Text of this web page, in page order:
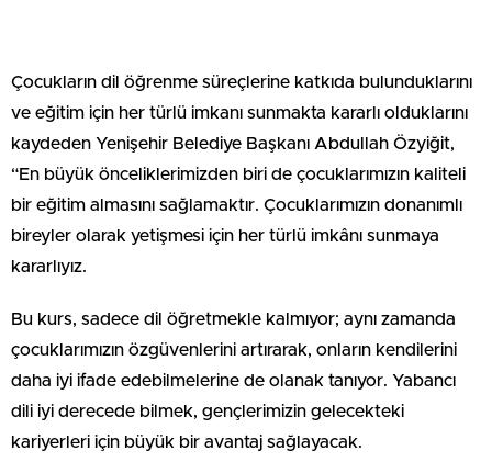
Çocukların dil öğrenme süreçlerine katkıda bulunduklarını
ve eğitim için her türlü imkanı sunmakta kararlı olduklarını
kaydeden Yenişehir Belediye Başkanı Abdullah Özyiğit,
“En büyük önceliklerimizden biri de çocuklarımızın kaliteli
bir eğitim almasını sağlamaktır. Çocuklarımızın donanımlı
bireyler olarak yetişmesi için her türlü imkânı sunmaya
kararlıyız.
Bu kurs, sadece dil öğretmekle kalmıyor; aynı zamanda
çocuklarımızın özgüvenlerini artırarak, onların kendilerini
daha iyi ifade edebilmelerine de olanak tanıyor. Yabancı
dili iyi derecede bilmek, gençlerimizin gelecekteki
kariyerleri için büyük bir avantaj sağlayacak.